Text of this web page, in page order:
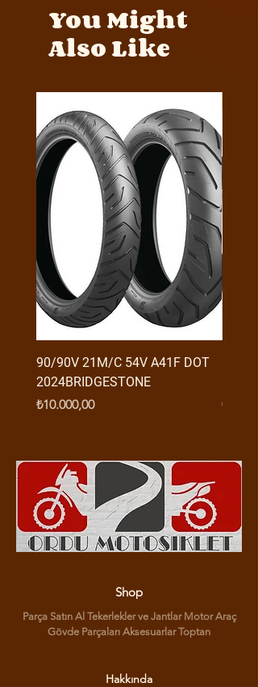
You Might
Also Like
90/90V 21M/C 54V A41F DOT
2024BRIDGESTONE
Fiyat
₺10.000,00
Fiyat
₺950,00
Shop
Parça Satın Al Tekerlekler ve Jantlar Motor Araç
Gövde Parçaları Aksesuarlar Toptan
Hakkında